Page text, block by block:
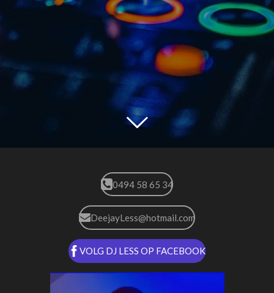
0494 58 65 34
DeejayLess@hotmail.com
VOLG DJ LESS OP FACEBOOK